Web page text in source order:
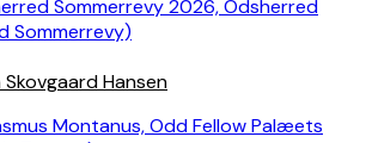
Sommerrevy 2026, Odsherred
Sommerrevy)
Hansen